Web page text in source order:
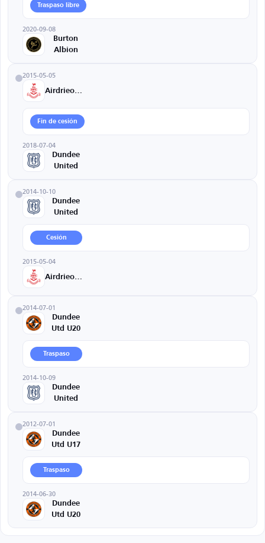
Traspaso libre
2020-09-08
Burton
Albion
2015-05-05
Fin de cesión
2018-07-04
Dundee
United
2014-10-10
Dundee
United
Cesión
2015-05-04
2014-07-01
Dundee
Utd U20
Traspaso
2014-10-09
Dundee
United
2012-07-01
Dundee
Utd U17
Traspaso
2014-06-30
Dundee
Utd U20